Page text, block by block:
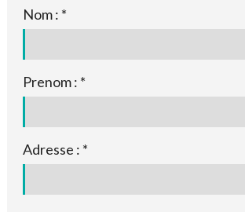
Nom : *
Prenom : *
Adresse : *